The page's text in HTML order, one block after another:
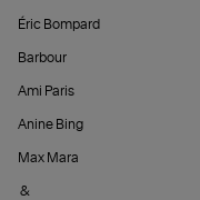
Éric Bompard
Barbour
Ami Paris
Anine Bing
Max Mara
&